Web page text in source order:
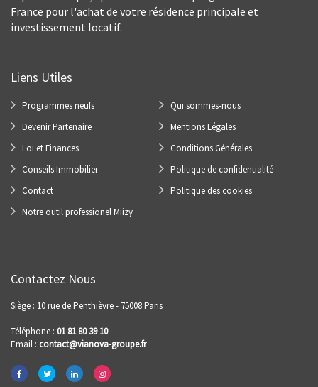
France pour l'achat de votre résidence principale et
investissement locatif.
Liens Utiles
Programmes neufs
Devenir Partenaire
Loi et Finances
Conseils Immobilier
Contact
Notre outil professionel Miizy
Qui sommes-nous
Mentions Légales
Conditions Générales
Politique de confidentialité
Politique des cookies
Contactez Nous
Siège : 10 rue de Penthièvre - 75008 Paris
Téléphone : 01 81 80 39 10
Email : contact@vianova-groupe.fr